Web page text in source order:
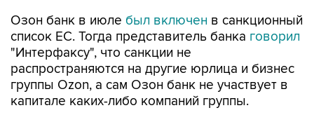
Озон банк в июле был включен в санкционный
список ЕС. Тогда представитель банка говорил
"Интерфаксу", что санкции не
распространяются на другие юрлица и бизнес
группы Ozon, а сам Озон банк не участвует в
капитале каких-либо компаний группы.